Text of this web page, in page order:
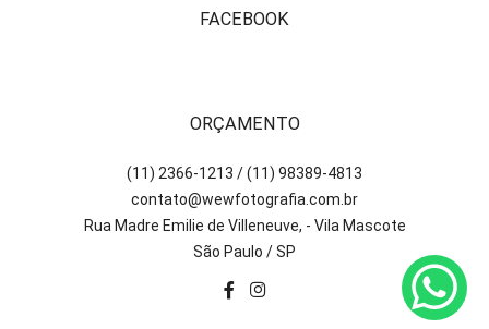
FACEBOOK
ORÇAMENTO
(11) 2366-1213 / (11) 98389-4813
contato@wewfotografia.com.br
Rua Madre Emilie de Villeneuve, - Vila Mascote
São Paulo / SP